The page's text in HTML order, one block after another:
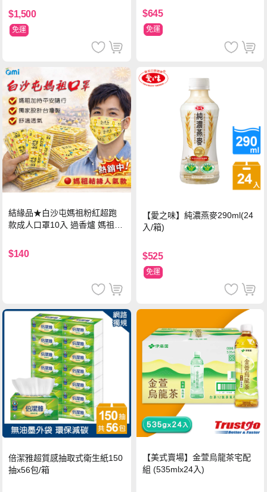
$1,500
免運
$645
免運
結緣品★白沙屯媽祖粉紅超跑
款成人口罩10入 過香爐 媽祖加
$140
【愛之味】純濃燕麥290ml(24
入/箱)
$525
免運
倍潔雅超質感抽取式衛生紙150
抽x56包/箱
【美式賣場】金萱烏龍茶宅配
組 (535mlx24入)